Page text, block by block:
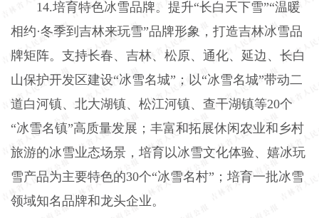
14.培育特色冰雪品牌。提升“长白天下雪”“温暖
相约·冬季到吉林来玩雪”品牌形象，打造吉林冰雪品
牌矩阵。支持长春、吉林、松原、通化、延边、长白
山保护开发区建设“冰雪名城”；以“冰雪名城”带动二
道白河镇、北大湖镇、松江河镇、查干湖镇等20个
“冰雪名镇”高质量发展；丰富和拓展休闲农业和乡村
旅游的冰雪业态场景，培育以冰雪文化体验、嬉冰玩
雪产品为主要特色的30个“冰雪名村”；培育一批冰雪
领域知名品牌和龙头企业。